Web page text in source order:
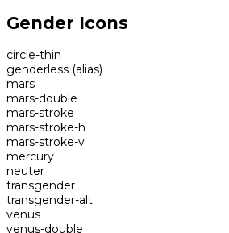
Gender Icons
circle-thin
genderless (alias)
mars
mars-double
mars-stroke
mars-stroke-h
mars-stroke-v
mercury
neuter
transgender
transgender-alt
venus
venus-double